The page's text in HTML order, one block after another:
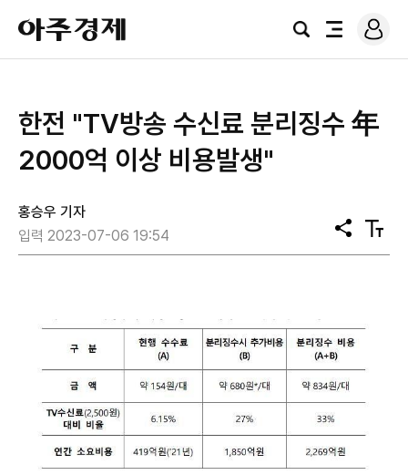
아
주
경
검
전
로
그
​한전 "TV방송 수신료 분리징수 年
2000억 이상 비용발생"
홍승우 기자
입력 2023-07-06 19:54
공
유
텍
스